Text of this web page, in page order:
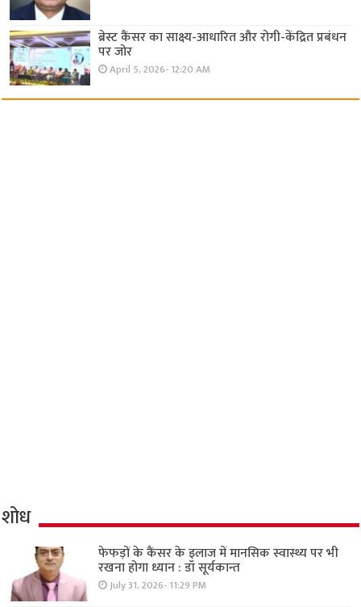
ब्रेस्ट कैंसर का साक्ष्य-आधारित और रोगी-केंद्रित प्रबंधन
पर जोर
April 5, 2026- 12:20 AM
शोध
फेफड़ों के कैंसर के इलाज में मानसिक स्वास्थ्य पर भी
रखना होगा ध्यान : डॉ सूर्यकान्त
July 31, 2026- 11:29 PM